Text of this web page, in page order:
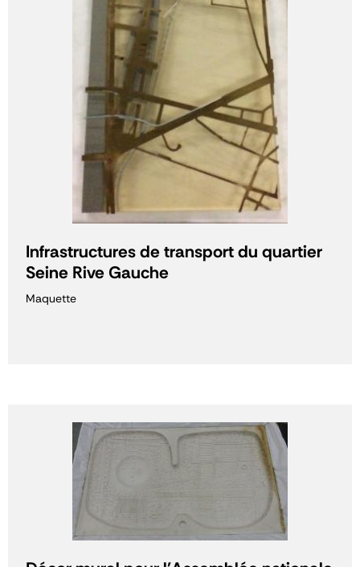
Infrastructures de transport du quartier
Seine Rive Gauche
Maquette